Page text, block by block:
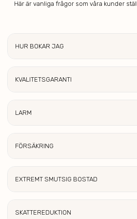
Här är vanliga frågor som våra kunder
HUR BOKAR JAG
KVALITETSGARANTI
LARM
FÖRSÄKRING
EXTREMT SMUTSIG BOSTAD
SKATTEREDUKTION